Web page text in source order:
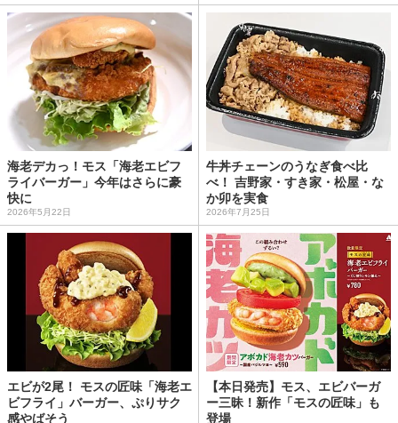
海老デカっ！モス「海老エビフ
ライバーガー」今年はさらに豪
快に
2026年5月22日
牛丼チェーンのうなぎ食べ比
べ！ 吉野家・すき家・松屋・な
か卯を実食
2026年7月25日
エビが2尾！ モスの匠味「海老エ
ビフライ」バーガー、ぷりサク
感やばそう
【本日発売】モス、エビバーガ
ー三昧！新作「モスの匠味」も
登場